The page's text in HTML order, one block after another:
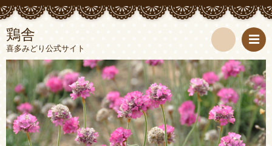
鶏舎
喜多みどり公式サイト
検
索